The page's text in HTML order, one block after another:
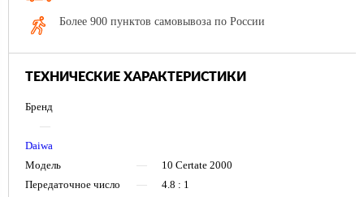
Более 900 пунктов самовывоза по России
ТЕХНИЧЕСКИЕ ХАРАКТЕРИСТИКИ
Бренд
—
Daiwa
Модель
—
10 Certate 2000
Передаточное число
—
4.8 : 1